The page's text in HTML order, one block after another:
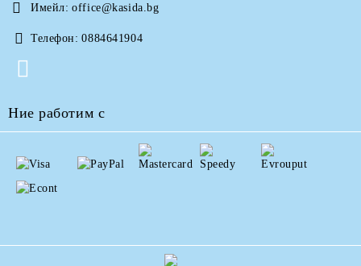
Имейл: office@kasida.bg
Телефон: 0884641904
Ние работим с